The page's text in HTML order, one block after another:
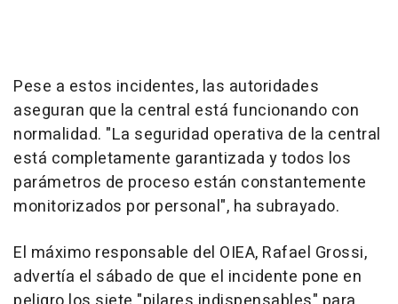
Pese a estos incidentes, las autoridades
aseguran que la central está funcionando con
normalidad. "La seguridad operativa de la central
está completamente garantizada y todos los
parámetros de proceso están constantemente
monitorizados por personal", ha subrayado.
El máximo responsable del OIEA, Rafael Grossi,
advertía el sábado de que el incidente pone en